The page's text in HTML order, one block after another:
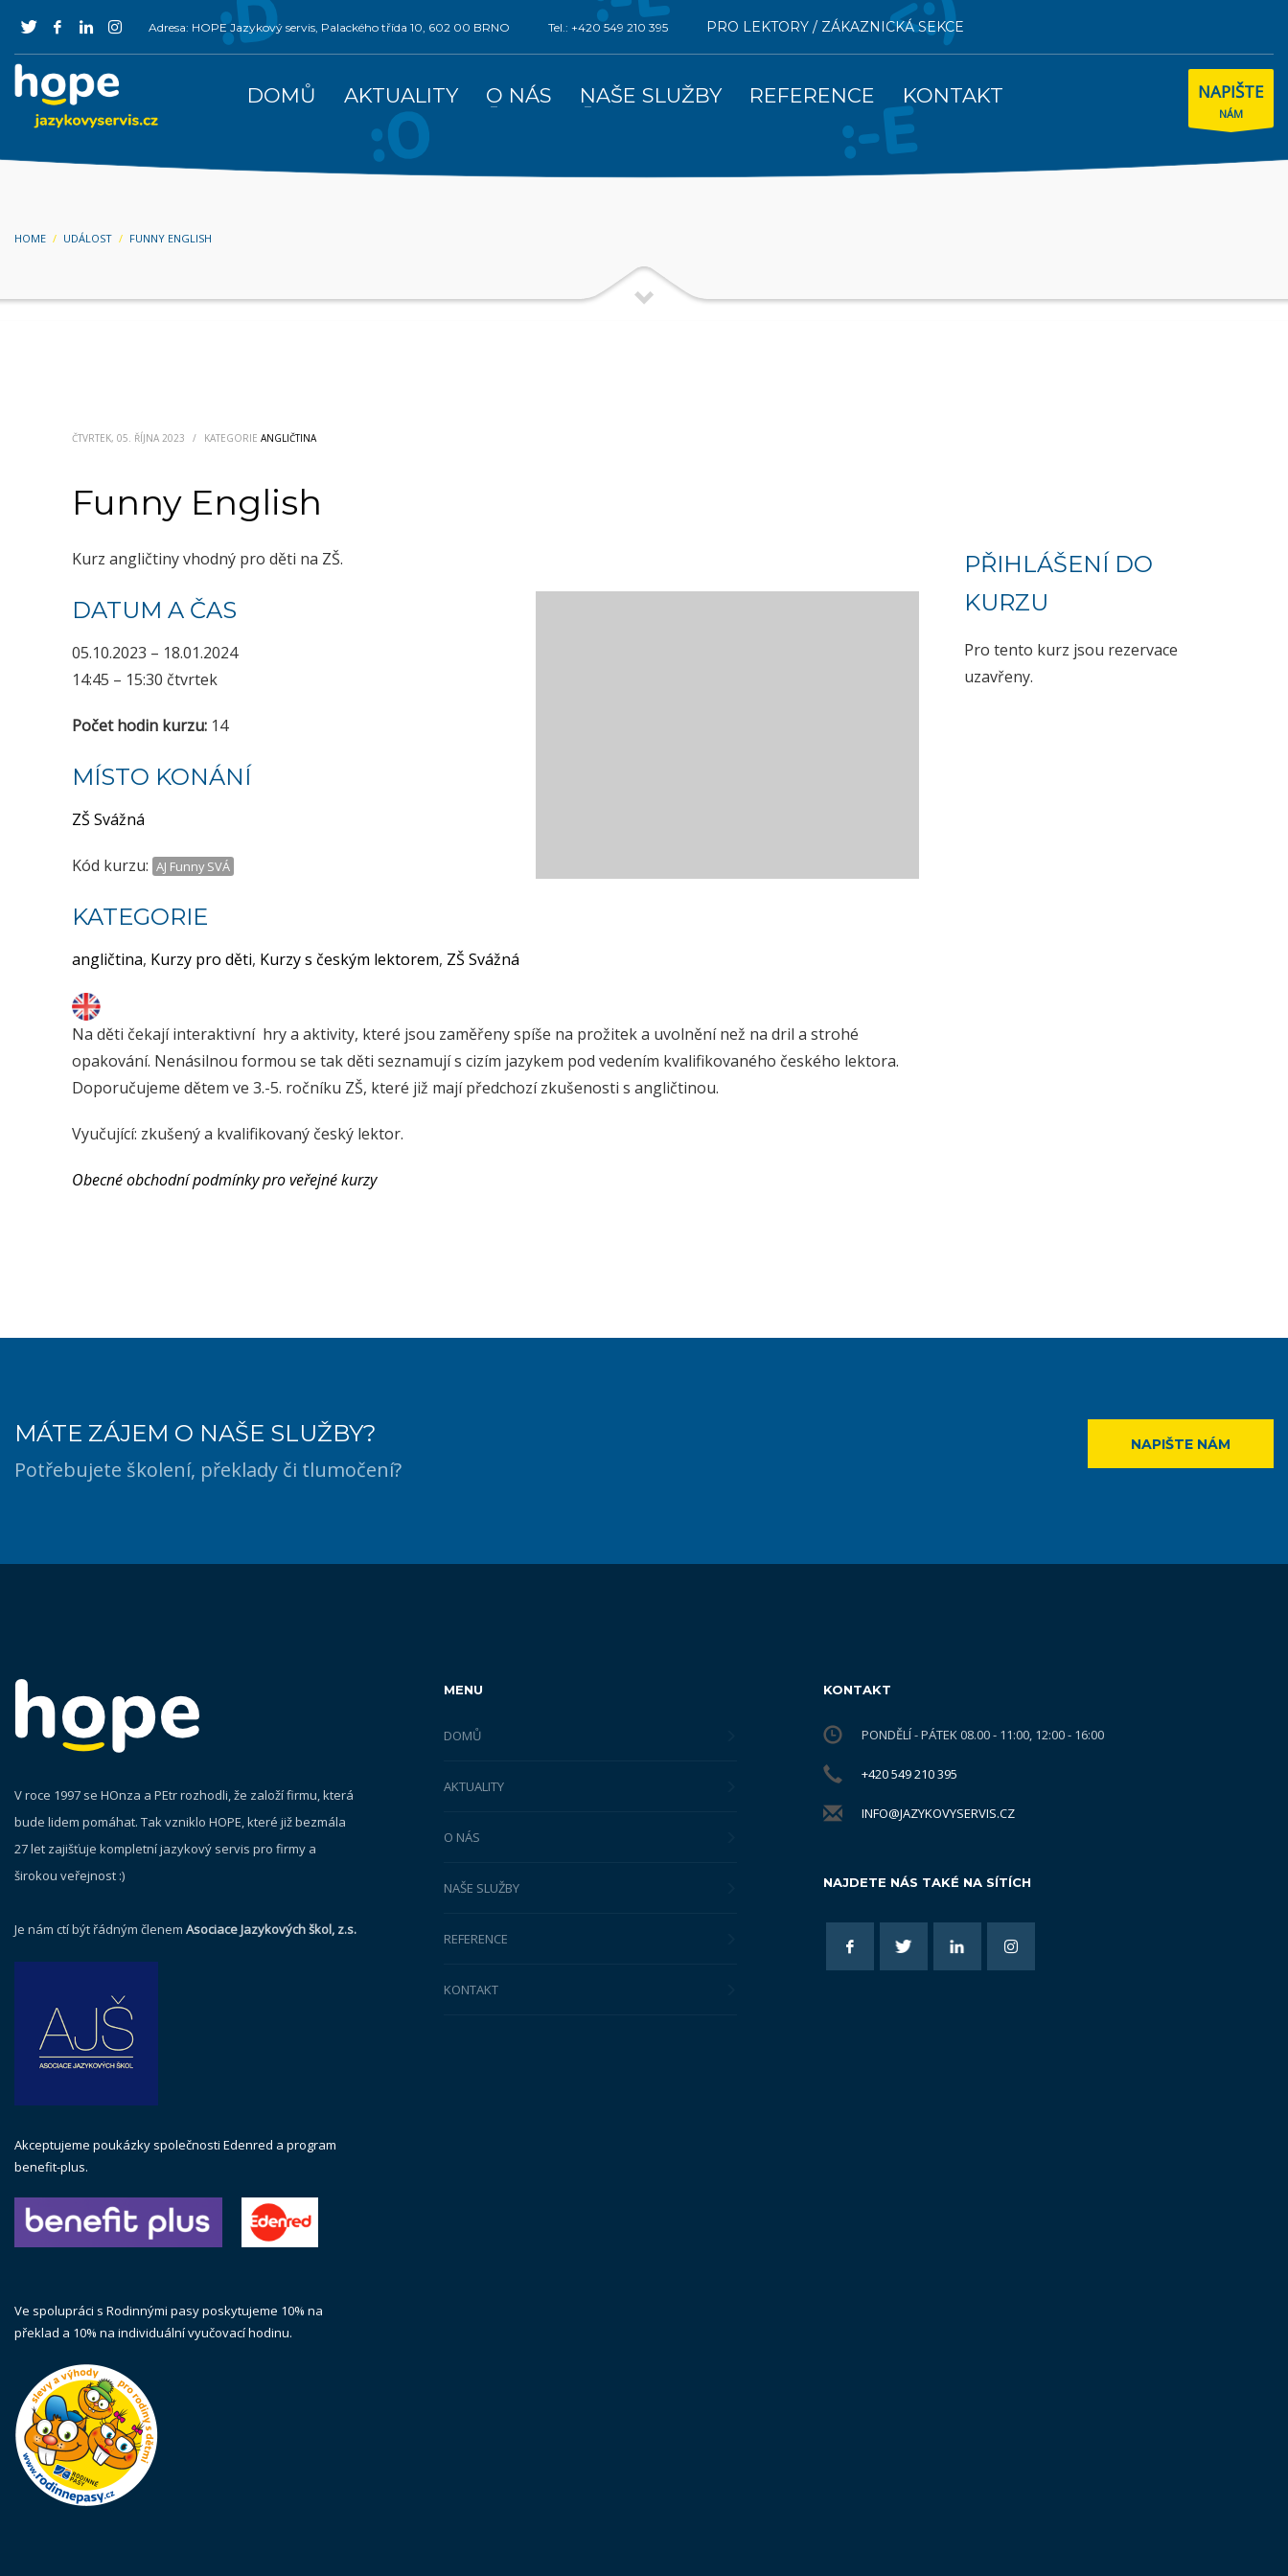
Adresa: HOPE Jazykový servis, Palackého třída 10, 602 00 BRNO Tel.: +420 549 210 395 PRO LEKTORY / ZÁKAZNICKÁ SEKCE
DOMŮ AKTUALITY O NÁS NAŠE SLUŽBY REFERENCE KONTAKT NAPIŠTE
NÁM
HOME UDÁLOST FUNNY ENGLISH
ČTVRTEK, 05. ŘÍJNA 2023 / KATEGORIE ANGLIČTINA
Funny English
Kurz angličtiny vhodný pro děti na ZŠ.
DATUM A ČAS
05.10.2023 – 18.01.2024
14:45 – 15:30 čtvrtek
Počet hodin kurzu: 14
MÍSTO KONÁNÍ
ZŠ Svážná
Kód kurzu: AJ Funny SVÁ
KATEGORIE
angličtina, Kurzy pro děti, Kurzy s českým lektorem, ZŠ Svážná
Na děti čekají interaktivní hry a aktivity, které jsou zaměřeny spíše na prožitek a uvolnění než na dril a strohé
opakování. Nenásilnou formou se tak děti seznamují s cizím jazykem pod vedením kvalifikovaného českého lektora.
Doporučujeme dětem ve 3.-5. ročníku ZŠ, které již mají předchozí zkušenosti s angličtinou.
Vyučující: zkušený a kvalifikovaný český lektor.
Obecné obchodní podmínky pro veřejné kurzy
PŘIHLÁŠENÍ DO
KURZU
Pro tento kurz jsou rezervace
uzavřeny.
MÁTE ZÁJEM O NAŠE SLUŽBY?
Potřebujete školení, překlady či tlumočení?
NAPIŠTE NÁM
V roce 1997 se HOnza a PEtr rozhodli, že založí firmu, která
bude lidem pomáhat. Tak vzniklo HOPE, které již bezmála
27 let zajišťuje kompletní jazykový servis pro firmy a
širokou veřejnost :)
Je nám ctí být řádným členem Asociace Jazykových škol, z.s.
Akceptujeme poukázky společnosti Edenred a program
benefit-plus.
Ve spolupráci s Rodinnými pasy poskytujeme 10% na
překlad a 10% na individuální vyučovací hodinu.
MENU
DOMŮ
AKTUALITY
O NÁS
NAŠE SLUŽBY
REFERENCE
KONTAKT
KONTAKT
PONDĚLÍ - PÁTEK 08.00 - 11:00, 12:00 - 16:00
+420 549 210 395
INFO@JAZYKOVYSERVIS.CZ
NAJDETE NÁS TAKÉ NA SÍTÍCH